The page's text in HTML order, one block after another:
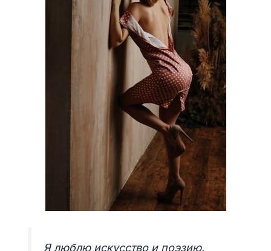
Я люблю искусство и поэзию.